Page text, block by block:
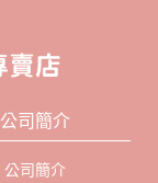
公司簡介
公司簡介